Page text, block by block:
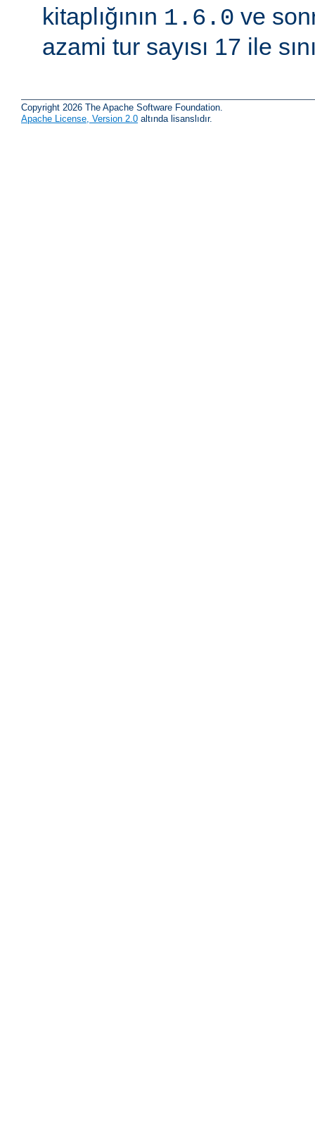
kitaplığının 1.6.0 ve
azami tur sayısı 17 ile
Copyright 2026 The Apache Software Foundation.
Apache License, Version 2.0 altında lisanslıdır.